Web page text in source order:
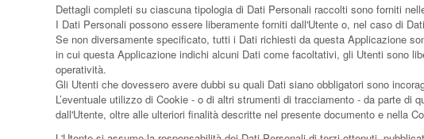
Dettagli completi su ciascuna tipologia di Dati Personali raccolti sono forniti
I Dati Personali possono essere liberamente forniti dall'Utente o, nel caso di
Se non diversamente specificato, tutti i Dati richiesti da questa Applicazione
in cui questa Applicazione indichi alcuni Dati come facoltativi, gli Utenti sono
operatività.
Gli Utenti che dovessero avere dubbi su quali Dati siano obbligatori sono
L’eventuale utilizzo di Cookie - o di altri strumenti di tracciamento - da parte
dall'Utente, oltre alle ulteriori finalità descritte nel presente documento e nella